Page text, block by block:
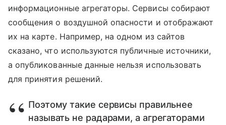
информационные агрегаторы. Сервисы собирают
сообщения о воздушной опасности и отображают
их на карте. Например, на одном из сайтов
сказано, что используются публичные источники,
а опубликованные данные нельзя использовать
для принятия решений.
Поэтому такие сервисы правильнее
называть не радарами, а агрегаторами